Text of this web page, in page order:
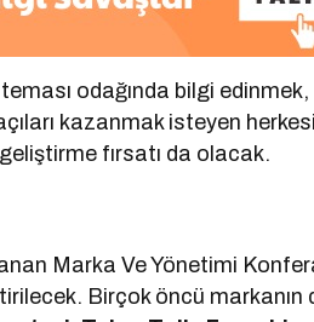
odağında bilgi
kazanmak isteyen
fırsatı da olacak.
Marka Ve Yönetimi
Birçok öncü markanın